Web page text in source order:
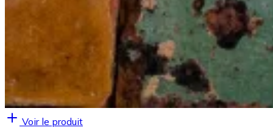
Voir le produit